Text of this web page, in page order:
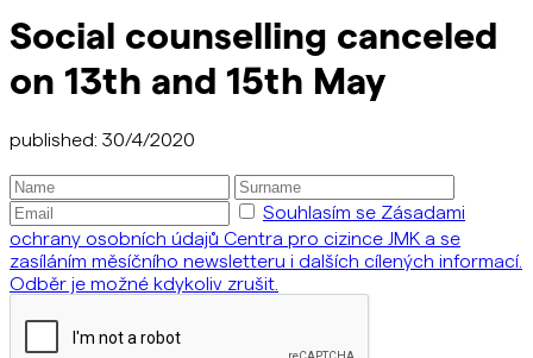
Social counselling canceled
on 13th and 15th May
published: 30/4/2020
Souhlasím se Zásadami
ochrany osobních údajů Centra pro cizince JMK a se
zasíláním měsíčního newsletteru i dalších cílených informací.
Odběr je možné kdykoliv zrušit.